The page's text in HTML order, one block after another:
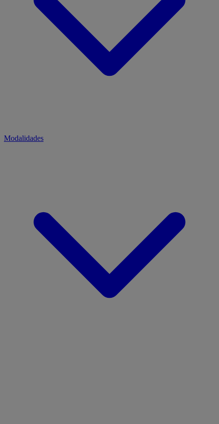
Modalidades